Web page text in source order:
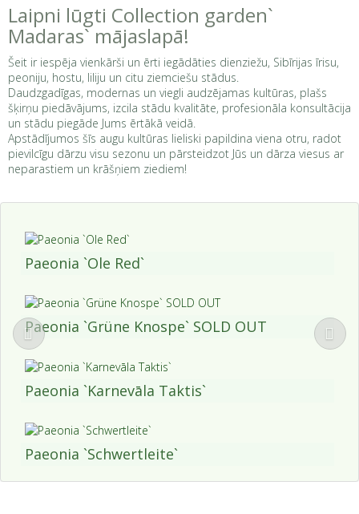
Laipni lūgti Collection garden`
Madaras` mājaslapā!
Šeit ir iespēja vienkārši un ērti iegādāties dienziežu, Sibīrijas īrisu,
peoniju, hostu, liliju un citu ziemciešu stādus.
Daudzgadīgas, modernas un viegli audzējamas kultūras, plašs
šķirņu piedāvājums, izcila stādu kvalitāte, profesionāla konsultācija
un stādu piegāde Jums ērtākā veidā.
Apstādījumos šīs augu kultūras lieliski papildina viena otru, radot
pievilcīgu dārzu visu sezonu un pārsteidzot Jūs un dārza viesus ar
neparastiem un krāšņiem ziediem!
Paeonia `Ole Red`
Paeonia `Grüne Knospe` SOLD OUT
Paeonia `Karnevāla Taktis`
Paeonia `Schwertleite`